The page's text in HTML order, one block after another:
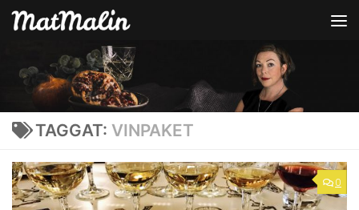
Hoppa till innehåll
TAGGAT: VINPAKET
0